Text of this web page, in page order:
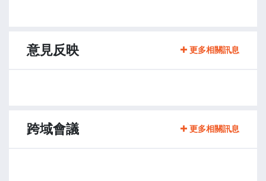
意見反映 更多相關訊息
跨域會議 更多相關訊息